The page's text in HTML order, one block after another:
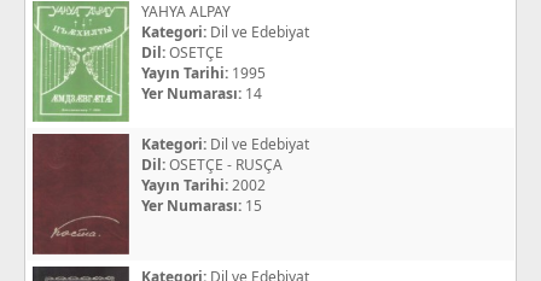
YAHYA ALPAY
Kategori: Dil ve Edebiyat
Dil:OSETÇE
Yayın Tarihi: 1995
Yer Numarası: 14
Kategori: Dil ve Edebiyat
Dil:OSETÇE - RUSÇA
Yayın Tarihi:2002
Yer Numarası: 15
Kategori: Dil ve Edebiyat